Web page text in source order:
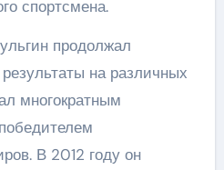
спортсмена.
продолжал
на различных
многократным
В 2012 году он